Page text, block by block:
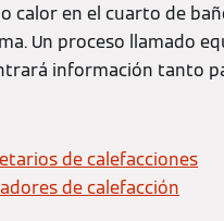
calor en el cuarto de
Un proceso llamado
información tanto
de calefacciones
de calefacción